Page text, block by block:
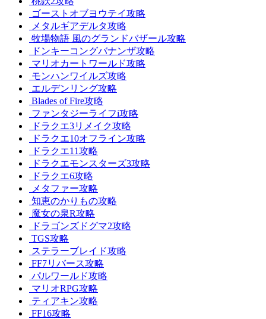
ゴーストオブヨウテイ攻略
メタルギアデルタ攻略
牧場物語 風のグランドバザール攻略
ドンキーコングバナンザ攻略
マリオカートワールド攻略
モンハンワイルズ攻略
エルデンリング攻略
Blades of Fire攻略
ファンタジーライフi攻略
ドラクエ3リメイク攻略
ドラクエ10オフライン攻略
ドラクエ11攻略
ドラクエモンスターズ3攻略
ドラクエ6攻略
メタファー攻略
知恵のかりもの攻略
魔女の泉R攻略
ドラゴンズドグマ2攻略
TGS攻略
ステラーブレイド攻略
FF7リバース攻略
パルワールド攻略
マリオRPG攻略
ティアキン攻略
FF16攻略